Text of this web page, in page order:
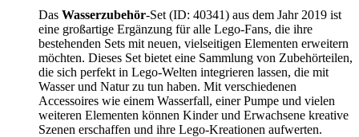
Das Wasserzubehör-Set (ID: 40341) aus dem Jahr 2019 ist
eine großartige Ergänzung für alle Lego-Fans, die ihre
bestehenden Sets mit neuen, vielseitigen Elementen erweitern
möchten. Dieses Set bietet eine Sammlung von Zubehörteilen,
die sich perfekt in Lego-Welten integrieren lassen, die mit
Wasser und Natur zu tun haben. Mit verschiedenen
Accessoires wie einem Wasserfall, einer Pumpe und vielen
weiteren Elementen können Kinder und Erwachsene kreative
Szenen erschaffen und ihre Lego-Kreationen aufwerten.